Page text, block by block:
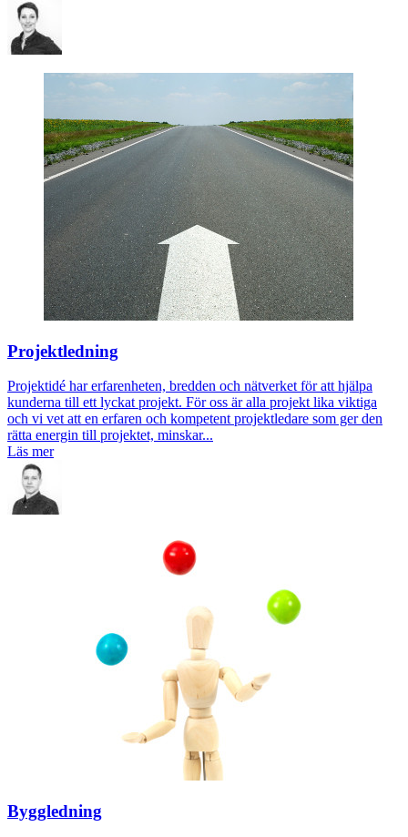
Projektledning
Projektidé har erfarenheten, bredden och nätverket för att hjälpa
kunderna till ett lyckat projekt. För oss är alla projekt lika viktiga
och vi vet att en erfaren och kompetent projektledare som ger den
rätta energin till projektet, minskar...
Läs mer
Byggledning